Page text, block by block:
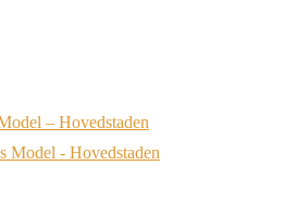
– Hovedstaden